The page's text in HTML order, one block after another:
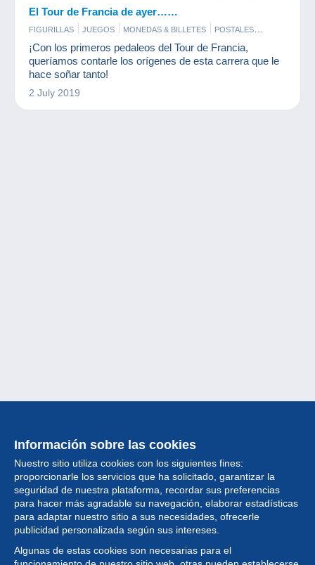
El Tour de Francia de ayer……
FIGURILLAS JUEGOS MONEDAS & BILLETES
POSTALES
SELLOS
¡Con los primeros pedaleos del Tour de Francia,
queríamos contarle los orígenes de esta carrera que le
hace soñar tanto!
2 July 2019
Información sobre las cookies
Nuestro sitio utiliza cookies con los siguientes fines:
proporcionarle los servicios que ha solicitado, garantizar la
seguridad de nuestra plataforma, recordar sus preferencias
para hacer más agradable su navegación, elaborar estadísticas
para adaptar nuestro sitio a sus necesidades, ofrecerle
publicidad personalizada según sus intereses.
Algunas de estas cookies son necesarias para el
Colección
Noticias